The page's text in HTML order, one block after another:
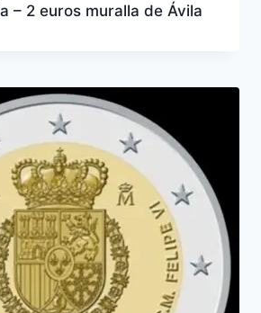
– 2 euros muralla de Ávila